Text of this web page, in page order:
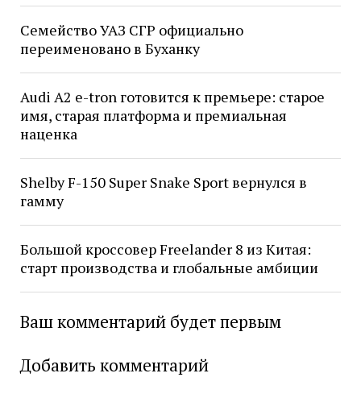
Семейство УАЗ СГР официально
переименовано в Буханку
Audi A2 e-tron готовится к премьере: старое
имя, старая платформа и премиальная
наценка
Shelby F-150 Super Snake Sport вернулся в
гамму
Большой кроссовер Freelander 8 из Китая:
старт производства и глобальные амбиции
Ваш комментарий будет первым
Добавить комментарий